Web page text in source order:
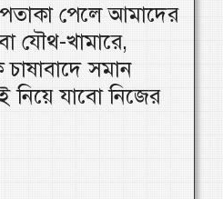
পেলে আমাদের
যৌথ-খামারে,
চাষাবাদে সমান
যাবো নিজের